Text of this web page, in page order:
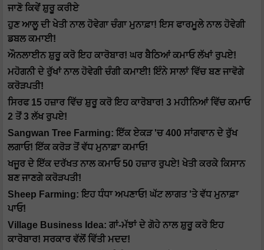
ਜਾਣੋ ਕਿਵੇਂ ਸ਼ੁਰੂ ਕਰੀਏ
ਹੁਣ ਆਲੂ ਦੀ ਖੇਤੀ ਨਾਲ ਹੋਵੇਗਾ ਚੰਗਾ ਮੁਨਾਫ਼ਾ! ਇਸ ਫਾਰਮੂਲੇ ਨਾਲ ਹੋਵੇਗੀ
ਡਬਲ ਕਮਾਈ!
ਔਨਲਾਈਨ ਸ਼ੁਰੂ ਕਰੋ ਇਹ ਕਾਰੋਬਾਰ! ਘਰ ਬੈਠਿਆਂ ਕਮਾਓ ਲੱਖਾਂ ਰੁਪਏ!
ਮਹੋਗਨੀ ਦੇ ਰੁੱਖਾਂ ਨਾਲ ਹੋਵੇਗੀ ਚੰਗੀ ਕਮਾਈ! ਇੰਨੇ ਸਾਲਾਂ ਵਿੱਚ ਬਣ ਜਾਵੋਗੇ
ਕਰੋੜਪਤੀ!
ਸਿਰਫ 15 ਹਜ਼ਾਰ ਵਿੱਚ ਸ਼ੁਰੂ ਕਰੋ ਇਹ ਕਾਰੋਬਾਰ! 3 ਮਹੀਨਿਆਂ ਵਿੱਚ ਕਮਾਓ
2 ਤੋਂ 3 ਲੱਖ ਰੁਪਏ!
Sangwan Tree Farming: ਇੱਕ ਏਕੜ 'ਚ 400 ਸਾਂਗਵਾਨ ਦੇ ਰੁੱਖ
ਲਗਾਓ! ਇੱਕ ਕਰੋੜ ਤੋਂ ਵੱਧ ਮੁਨਾਫ਼ਾ ਕਮਾਓ!
ਖਜੂਰ ਦੇ ਇੱਕ ਦਰੱਖਤ ਨਾਲ ਕਮਾਓ 50 ਹਜ਼ਾਰ ਰੁਪਏ! ਖੇਤੀ ਕਰਕੇ ਕਿਸਾਨ
ਬਣ ਜਾਣਗੇ ਕਰੋੜਪਤੀ!
Sheep Farming: ਇਹ ਧੰਧਾ ਅਪਣਾਓ! ਘੱਟ ਲਾਗਤ 'ਤੇ ਵੱਧ ਮੁਨਾਫ਼ਾ
ਪਾਓ!
Village Business Idea: ਗਾਂ-ਮੱਝਾਂ ਦੇ ਗੋਹੇ ਨਾਲ ਸ਼ੁਰੂ ਕਰੋ ਇਹ
ਕਾਰੋਬਾਰ! ਸਰਕਾਰ ਵੱਲੋਂ ਵਿੱਤੀ ਮਦਦ!